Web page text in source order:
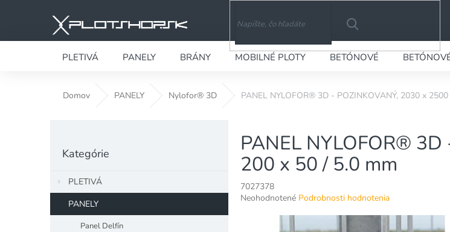
HĽADAŤ
PLETIVÁ PANELY BRÁNY MOBILNÉ PLOTY BETÓNOVÉ
Domov PANELY Nylofor® 3D PANEL NYLOFOR® 3D - POZINKOVANÝ, 2030 x
p
n
kategórie
Kategórie
PLETIVÁ
PANELY
Panel Delfín
PANEL NYLOFOR®
200 x 50 / 5.0 mm
7027378
Priemerné
Neohodnotené Podrobnosti hodnotenia